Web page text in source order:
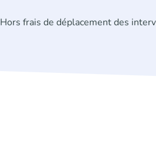
Hors frais de déplacement des